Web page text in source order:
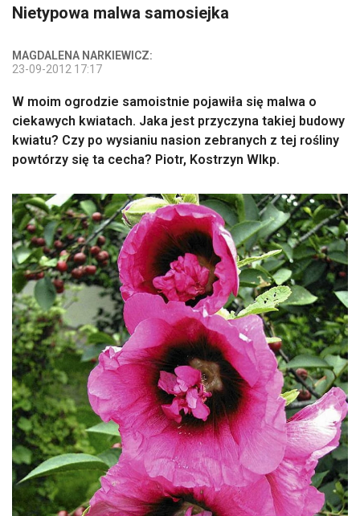
Nietypowa malwa samosiejka
MAGDALENA NARKIEWICZ:
23-09-2012 17:17
W moim ogrodzie samoistnie pojawiła się malwa o
ciekawych kwiatach. Jaka jest przyczyna takiej budowy
kwiatu? Czy po wysianiu nasion zebranych z tej rośliny
powtórzy się ta cecha? Piotr, Kostrzyn Wlkp.